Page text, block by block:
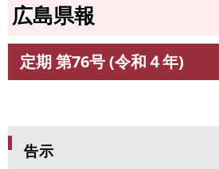
頭
す
広島県報
文
定期 第76号 (令和４年)
告示